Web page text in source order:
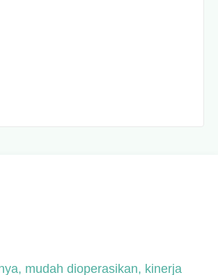
mudah dioperasikan, kinerja